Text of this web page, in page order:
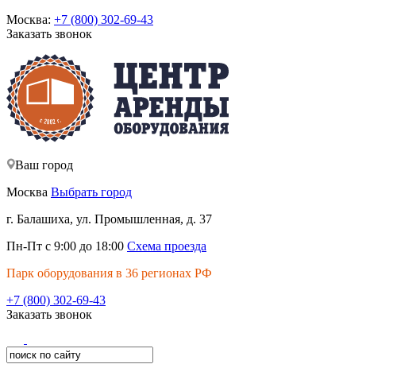
Москва: +7 (800) 302-69-43
Заказать звонок
Ваш город
Москва Выбрать город
г. Балашиха, ул. Промышленная, д. 37
Пн-Пт с 9:00 до 18:00 Схема проезда
Парк оборудования в 36 регионах РФ
+7 (800) 302-69-43
Заказать звонок